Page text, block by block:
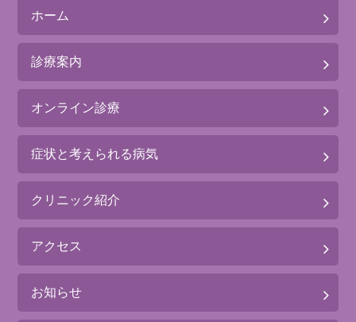
ホーム
診療案内
オンライン診療
症状と考えられる病気
クリニック紹介
アクセス
お知らせ